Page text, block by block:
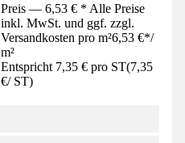
Preis — 6,53 € * Alle Preise
inkl. MwSt. und ggf. zzgl.
Versandkosten pro m²6,53 €*/
m²
Entspricht 7,35 € pro ST(7,35
€/ ST)